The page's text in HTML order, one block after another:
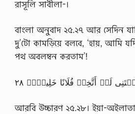
রাসূলি সাবীলা-।
বাংলা অনুবাদ ২৫.২৭ আর সেদিন
দু’টো কামড়িয়ে বলবে, ‘হায়, আমি
পথ অবলম্বন করতাম’!
لَمۡ أَتَّخِذۡ فُلَانًا خَلِيلاً۬ ٢٨
আরবি উচ্চারণ ২৫.২৮। ইয়া-